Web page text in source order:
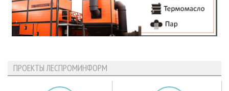
ПРОЕКТЫ ЛЕСПРОМИНФОРМ